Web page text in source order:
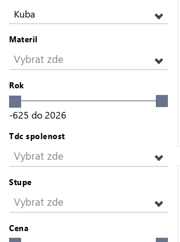
Kuba
Materil
Vybrat zde
Rok
-625 do 2026
Tdc spolenost
Vybrat zde
Stupe
Vybrat zde
Cena